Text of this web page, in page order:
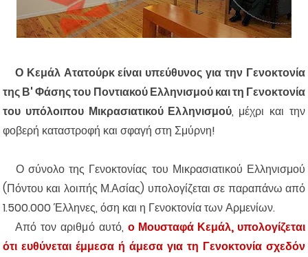
Ο Κεμάλ Ατατούρκ είναι υπεύθυνος για την Γενοκτονία
της Β' Φάσης του Ποντιακού Ελληνισμού και τη Γενοκτονία
του υπόλοιπου Μικρασιατικού Ελληνισμού, μέχρι και την
φοβερή καταστροφή και σφαγή στη Σμύρνη!
Ο σύνολο της Γενοκτονίας του Μικρασιατικού Ελληνισμού
(Πόντου και λοιπής Μ.Ασίας) υπολογίζεται σε παραπάνω από
1.500.000 Έλληνες, όση και η Γενοκτονία των Αρμενίων.
Από τον αριθμό αυτό, ο Μουσταφά Κεμάλ, υπολογίζεται
ότι ευθύνεται έμμεσα ή άμεσα για τη Γενοκτονία σχεδόν